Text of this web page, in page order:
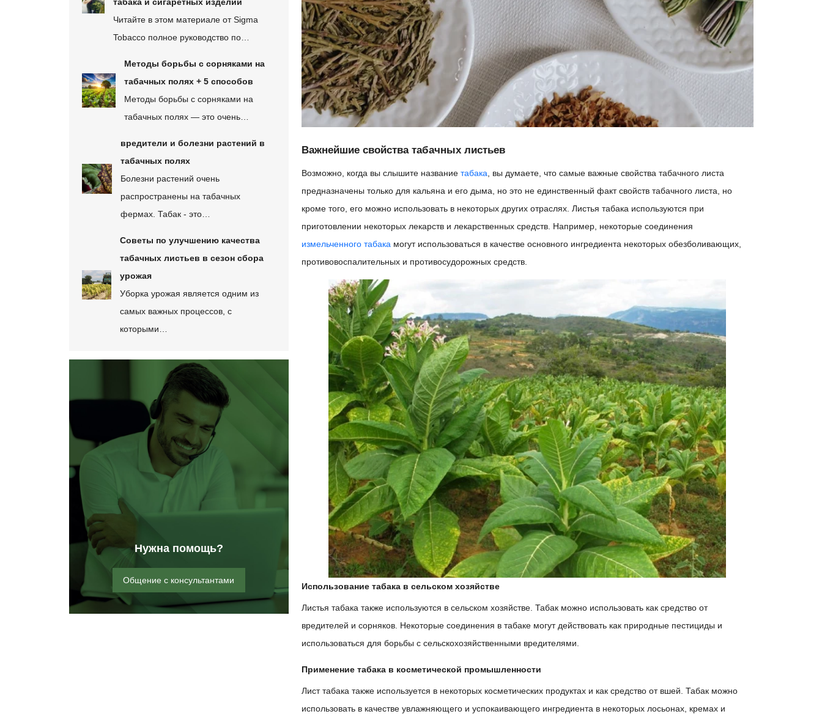
Важнейшие свойства табачных листьев
Возможно, когда вы слышите название табака , вы думаете, что самые важные свойства табачного листа
предназначены только для кальяна и его дыма, но это не единственный факт свойств табачного листа, но
кроме того, его можно использовать в некоторых других отраслях. Листья табака используются при
приготовлении некоторых лекарств и лекарственных средств. Например, некоторые соединения
измельченного табака могут использоваться в качестве основного ингредиента некоторых обезболивающих,
противовоспалительных и противосудорожных средств.
Использование табака в сельском хозяйстве
Листья табака также используются в сельском хозяйстве. Табак можно использовать как средство от
вредителей и сорняков. Некоторые соединения в табаке могут действовать как природные пестициды и
использоваться для борьбы с сельскохозяйственными вредителями.
Применение табака в косметической промышленности
Лист табака также используется в некоторых косметических продуктах и ​​как средство от вшей. Табак можно
использовать в качестве увлажняющего и успокаивающего ингредиента в некоторых лосьонах, кремах и
Читайте в этом материале от Sigma
Tobacco полное руководство по…
Методы борьбы с сорняками на
табачных полях + 5 способов
Методы борьбы с сорняками на
табачных полях — это очень…
вредители и болезни растений в
табачных полях
Болезни растений очень
распространены на табачных
фермах. Табак - это…
Советы по улучшению качества
табачных листьев в сезон сбора
урожая
Уборка урожая является одним из
самых важных процессов, с
которыми…
Нужна помощь?
Общение с консультантами